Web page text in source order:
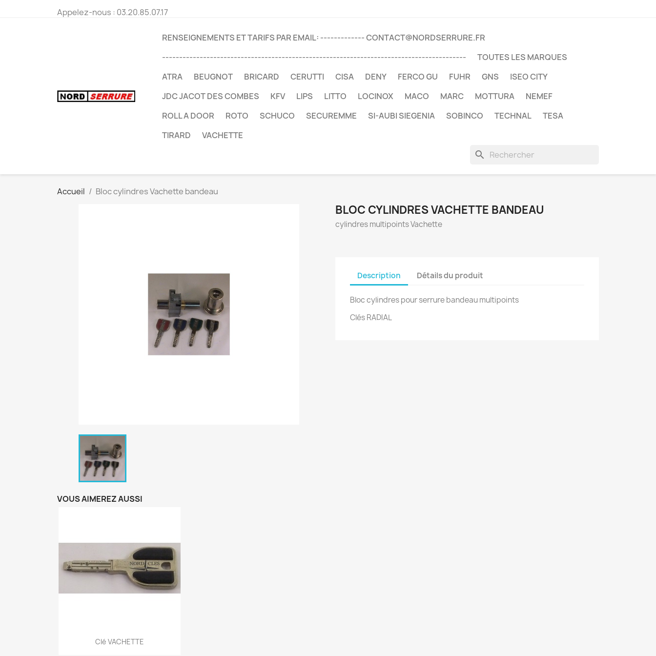
Appelez-nous : 03.20.85.07.17
RENSEIGNEMENTS ET TARIFS PAR EMAIL: ------------- CONTACT@NORDSERRURE.FR
-----------------------------------------------------------------------------------------
TOUTES LES MARQUES
ATRA
BEUGNOT BRICARD CERUTTI CISA DENY FERCO GU FUHR GNS
ISEO CITY
JDC JACOT DES COMBES
KFV LIPS LITTO LOCINOX MACO MARC MOTTURA
NEMEF
ROLL A DOOR
ROTO SCHUCO SECUREMME SI-AUBI SIEGENIA SOBINCO TECHNAL
TESA
TIRARD
VACHETTE
search
Accueil Bloc cylindres Vachette bandeau
BLOC CYLINDRES VACHETTE BANDEAU
cylindres multipoints Vachette
Description Détails du produit
Bloc cylindres pour serrure bandeau multipoints
Clés RADIAL
VOUS AIMEREZ AUSSI
Aperçu rapide
Clé VACHETTE